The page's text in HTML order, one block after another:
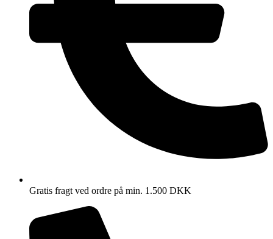
Gratis fragt ved ordre på min. 1.500 DKK